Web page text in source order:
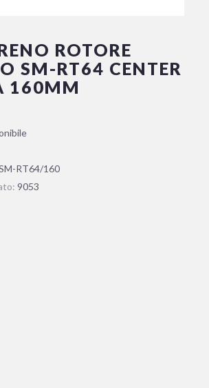
ROTORE
SM-RT64 CENTER
160MM
RT64/160
9053